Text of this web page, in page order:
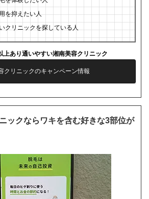
を抑えたい人
クリニックを探している人
上あり通いやすい湘南美容クリニック
クリニックのキャンペーン情報
ックならワキを含む好きな3部位が